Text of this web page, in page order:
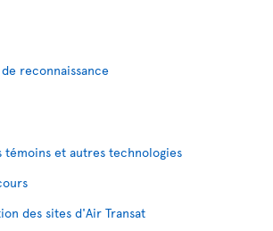
reconnaissance
et autres technologies
des sites d'Air Transat